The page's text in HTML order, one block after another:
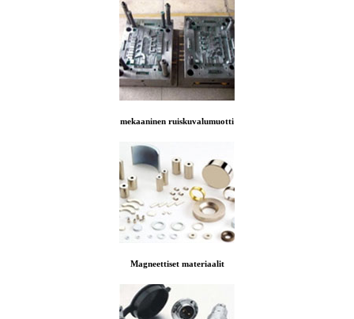
mekaaninen ruiskuvalumuotti
Magneettiset materiaalit